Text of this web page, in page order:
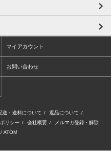
マイアカウント
お問い合わせ
送・送料について / 返品について /
リシー / 会社概要 /
メルマガ登録・解除
/ ATOM